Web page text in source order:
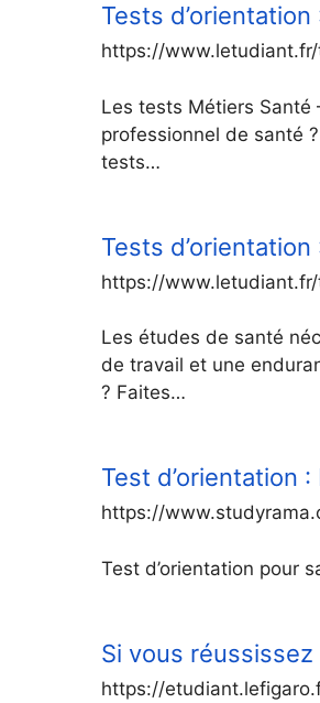
Tests
https://
Les tests Métiers Santé
professionnel de santé
tests…
Tests
https://
Les études de santé
de travail et une
? Faites…
Test d’orientation
https://
Test d’orientation pour
Si vous
https://